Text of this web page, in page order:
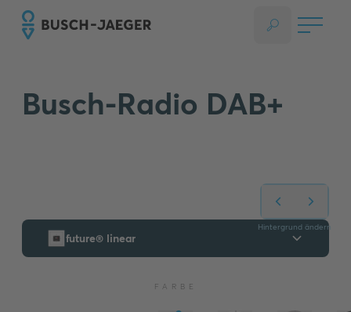
Busch-Radio DAB+
Hintergrund ändern
future® linear
FARBE